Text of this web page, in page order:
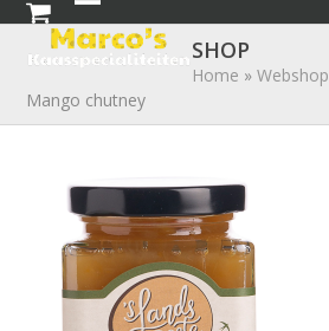
Skip
content
Open
mobile
menu
Close
mobile
menu
SHOP
Home »Webshop
Mango chutney